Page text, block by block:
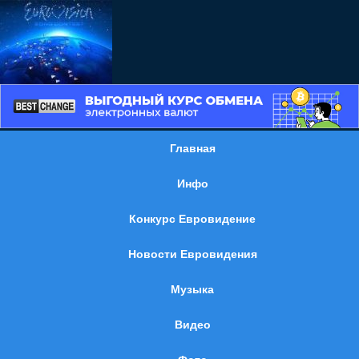
Главная
Инфо
Конкурс Евровидение
Новости Евровидения
Музыка
Видео